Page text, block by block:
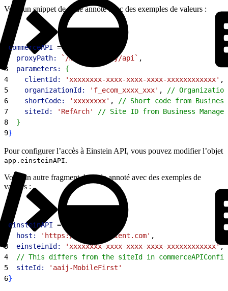
Voici un snippet de code annoté avec des exemples de valeurs :
commerceAPI =
  proxyPath:
`/mobify/proxy/api` ,
3
  parameters:
{
4
    clientId:
'xxxxxxxx-xxxx-xxxx-xxxx-xxxxxxxxxxxx' ,
5
    organizationId:
'f_ecom_xxxx_xxx' ,
// Organization
6
    shortCode:
'xxxxxxxx' ,
// Short code from Business
7
    siteId:
'RefArch'
// Site ID from Business Manager
8
}
9}
Pour configurer l’accès à Einstein API, vous pouvez modifier l’objet
app.einsteinAPI.
Voici un autre fragment de code annoté avec des exemples de
valeurs :
einsteinAPI =
  host:
'https://api.cquotient.com' ,
3
  einsteinId:
'xxxxxxxx-xxxx-xxxx-xxxx-xxxxxxxxxxxx',
4
// This differs from the siteId in
5
  siteId:
'aaij-MobileFirst'
6}